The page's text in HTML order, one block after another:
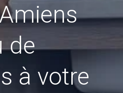
de
à votre